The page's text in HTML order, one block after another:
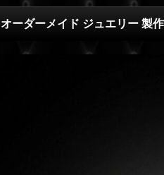
ーダーメイド ジュエリー 製